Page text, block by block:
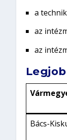
a
az
az
Bács-